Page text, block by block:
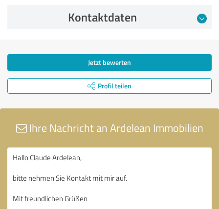
Kontaktdaten
Jetzt bewerten
Profil teilen
Ihre Nachricht an Ardelean Immobilien